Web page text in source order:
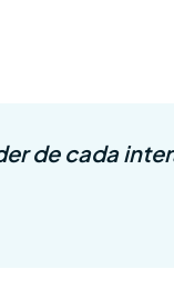
de cada